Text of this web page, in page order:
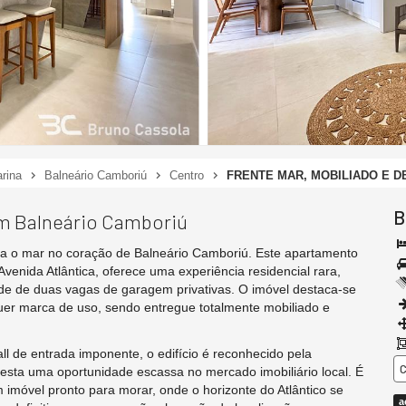
Balneário Camboriú Centro FRENTE MAR, MOBILIADO E
Balneário Camboriú
o mar no coração de Balneário Camboriú. Este apartamento
Atlântica, oferece uma experiência residencial rara,
de duas vagas de garagem privativas. O imóvel destaca-se
marca de uso, sendo entregue totalmente mobiliado e
de entrada imponente, o edifício é reconhecido pela
uma oportunidade escassa no mercado imobiliário local. É
pronto para morar, onde o horizonte do Atlântico se